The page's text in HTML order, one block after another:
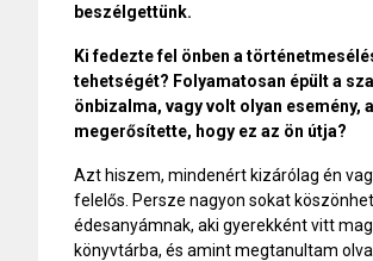
beszélgettünk.
Ki fedezte fel önben a
tehetségét? Folyamatosan épült a
önbizalma, vagy volt olyan esemény,
megerősítette, hogy ez az ön útja?
Azt hiszem, mindenért kizárólag én
felelős. Persze nagyon sokat
édesanyámnak, aki gyerekként vitt
könyvtárba, és amint megtanultam